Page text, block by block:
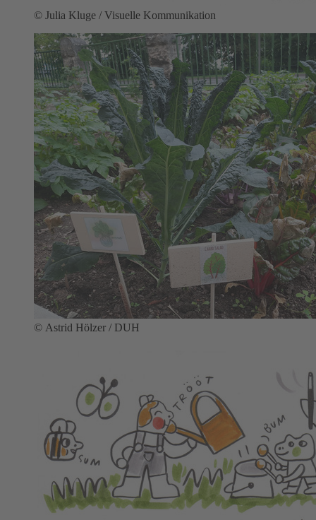
© Julia Kluge / Visuelle Kommunikation
© Astrid Hölzer / DUH